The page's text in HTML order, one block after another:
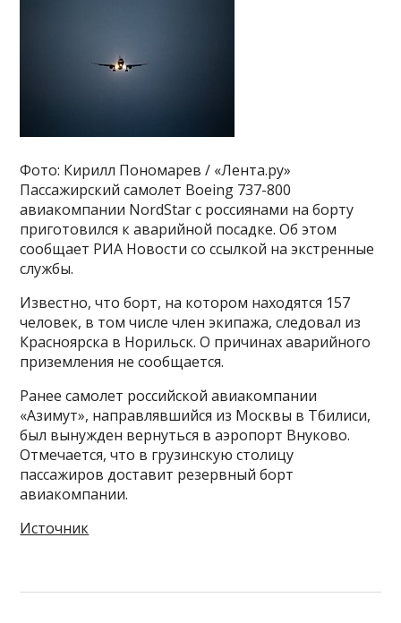
Фото: Кирилл Пономарев / «Лента.ру»
Пассажирский самолет Boeing 737-800
авиакомпании NordStar с россиянами на борту
приготовился к аварийной посадке. Об этом
сообщает РИА Новости со ссылкой на экстренные
службы.
Известно, что борт, на котором находятся 157
человек, в том числе член экипажа, следовал из
Красноярска в Норильск. О причинах аварийного
приземления не сообщается.
Ранее самолет российской авиакомпании
«Азимут», направлявшийся из Москвы в Тбилиси,
был вынужден вернуться в аэропорт Внуково.
Отмечается, что в грузинскую столицу
пассажиров доставит резервный борт
авиакомпании.
Источник